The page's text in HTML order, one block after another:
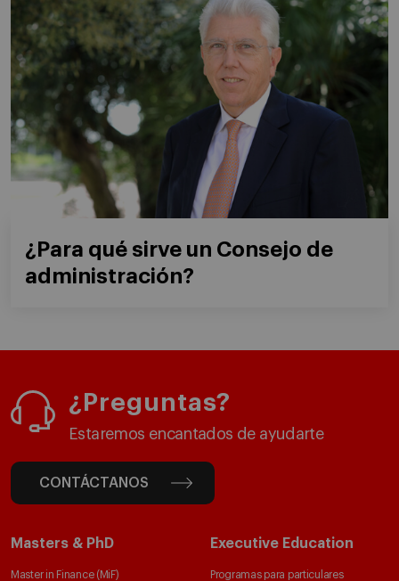
¿Para qué sirve un Consejo de
administración?
¿Preguntas?
Estaremos encantados de ayudarte
CONTÁCTANOS
Masters & PhD
Master in Finance (MiF)
Executive Education
Programas para particulares